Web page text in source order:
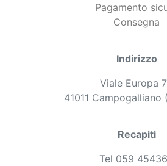
Pagamento
Consegna
Indirizzo
Viale Europa
41011 Campogalliano
Recapiti
Tel 059